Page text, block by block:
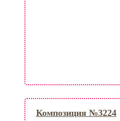
Композиция №3224